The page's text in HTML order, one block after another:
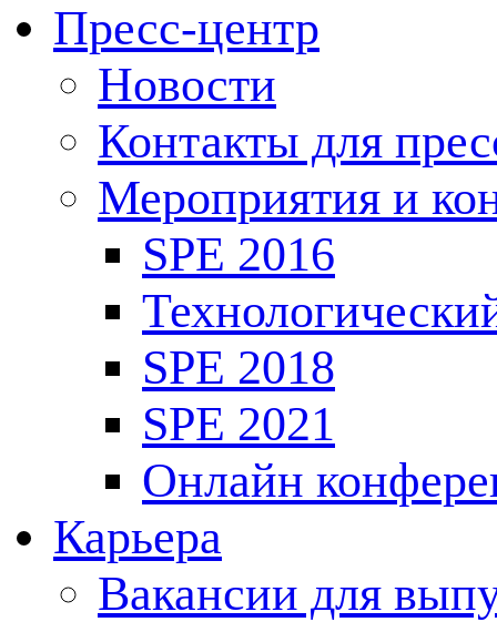
Пресс-центр
Новости
Контакты для
Мероприятия и
SPE 2016
SPE 2018
SPE 2021
Онлайн
Карьера
Вакансии для